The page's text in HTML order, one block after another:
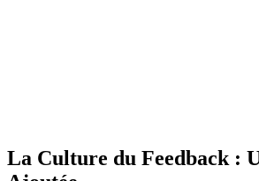
La Culture du Feedback :